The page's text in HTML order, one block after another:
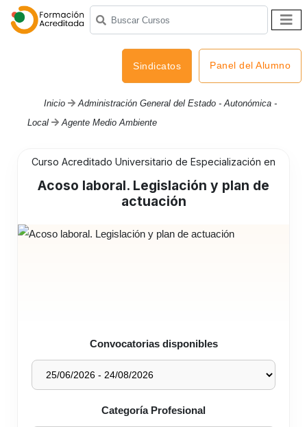
Sindicatos Panel del Alumno
Inicio
Administración General del Estado - Autonómica -
Local
Agente Medio Ambiente
Curso Acreditado Universitario de Especialización en
Acoso laboral. Legislación y plan de
actuación
Convocatorias disponibles
Categoría Profesional